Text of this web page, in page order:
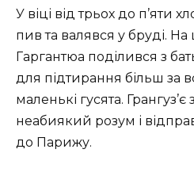
У віці від трьох до п’яти
пив та валявся у бруді.
Гаргантюа поділився з
для підтирання більш за
маленькі гусята.
неабиякий розум і
до Парижу.